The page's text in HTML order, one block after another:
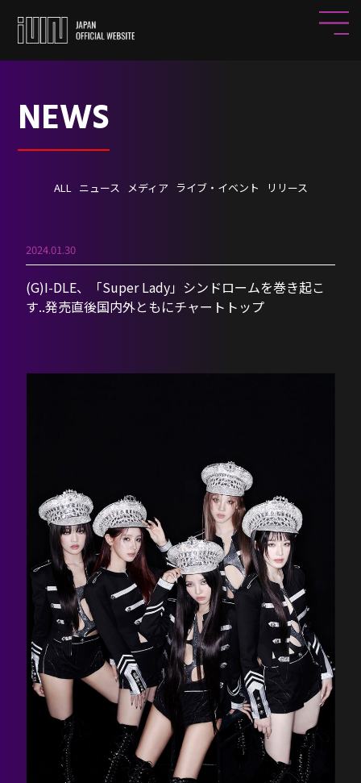
NEWS
ALL ニュース メディア ライブ・イベント リリース
2024.01.30
(G)I-DLE、「Super Lady」シンドロームを巻き起こ
す..発売直後国内外ともにチャートトップ